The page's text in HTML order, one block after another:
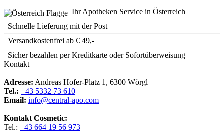
Ihr Apotheken Service in Österreich
Schnelle Lieferung mit der Post
Versandkostenfrei ab € 49,-
Sicher bezahlen per Kreditkarte oder Sofortüberweisung
Kontakt
Adresse: Andreas Hofer-Platz 1, 6300 Wörgl
Tel.: +43 5332 73 610
Email: info@central-apo.com
Kontakt Cosmetic:
Tel.: +43 664 19 56 973